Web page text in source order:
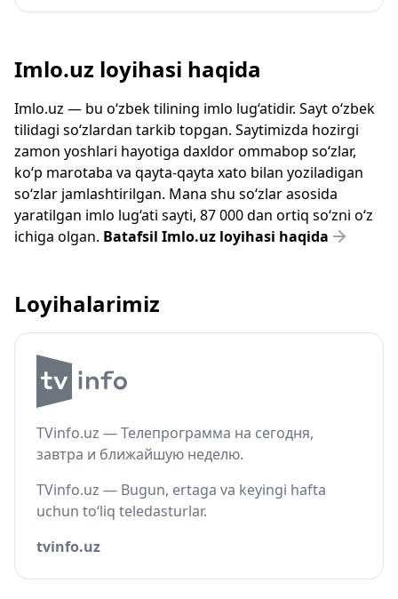
Imlo.uz loyihasi haqida
Imlo.uz — bu o‘zbek tilining imlo lug‘atidir. Sayt o‘zbek
tilidagi so‘zlardan tarkib topgan. Saytimizda hozirgi
zamon yoshlari hayotiga daxldor ommabop so‘zlar,
ko‘p marotaba va qayta-qayta xato bilan yoziladigan
so‘zlar jamlashtirilgan. Mana shu so‘zlar asosida
yaratilgan imlo lug‘ati sayti, 87 000 dan ortiq so‘zni o‘z
ichiga olgan. Batafsil Imlo.uz loyihasi haqida
Loyihalarimiz
TVinfo.uz — Телепрограмма на сегодня,
завтра и ближайшую неделю.
TVinfo.uz — Bugun, ertaga va keyingi hafta
uchun to‘liq teledasturlar.
tvinfo.uz